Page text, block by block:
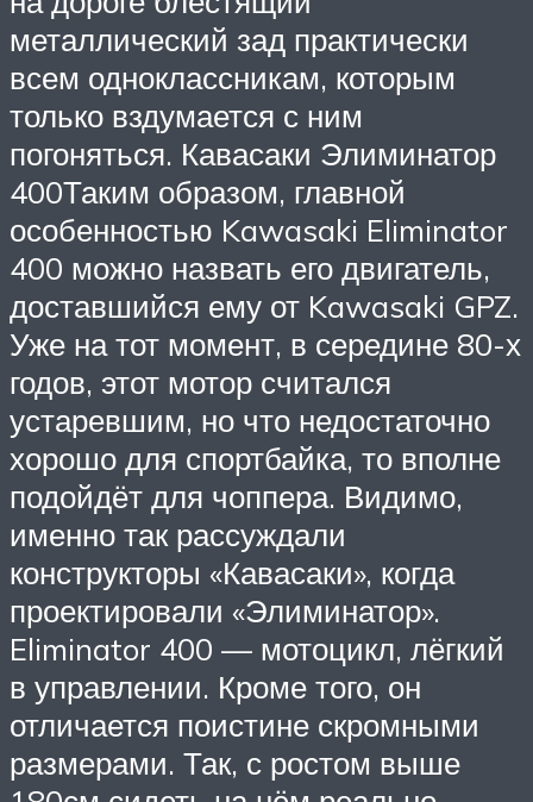
металлический зад практически
всем одноклассникам, которым
только вздумается с ним
погоняться. Кавасаки Элиминатор
400Таким образом, главной
особенностью Kawasaki Eliminator
400 можно назвать его двигатель,
доставшийся ему от Kawasaki GPZ.
Уже на тот момент, в середине 80-х
годов, этот мотор считался
устаревшим, но что недостаточно
хорошо для спортбайка, то вполне
подойдёт для чоппера. Видимо,
именно так рассуждали
конструкторы «Кавасаки», когда
проектировали «Элиминатор».
Eliminator 400 — мотоцикл, лёгкий
в управлении. Кроме того, он
отличается поистине скромными
размерами. Так, с ростом выше